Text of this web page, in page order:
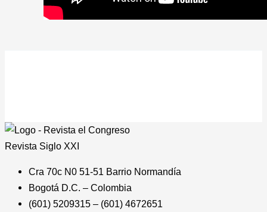
Revista Siglo XXI
Cra 70c N0 51-51 Barrio Normandía
Bogotá D.C. – Colombia
(601) 5209315 – (601) 4672651